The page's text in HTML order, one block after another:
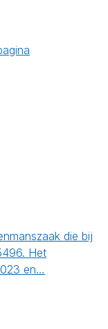
die bij
Het
en…